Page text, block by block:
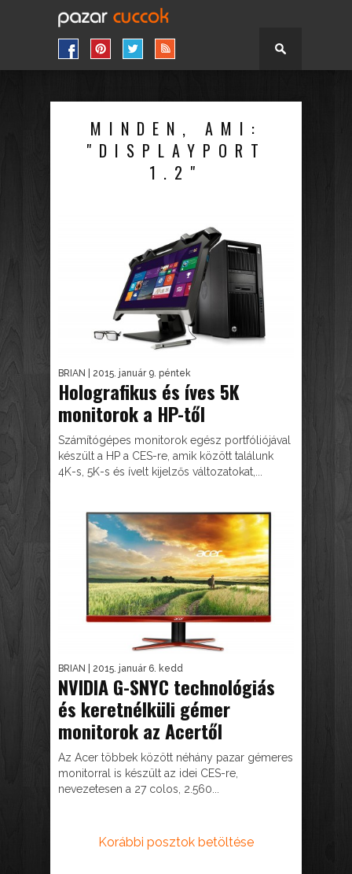
MINDEN, AMI:
"DISPLAYPORT
1.2"
BRIAN | 2015. január 9. péntek
Holografikus és íves 5K
monitorok a HP-től
Számítógépes monitorok egész portfóliójával
készült a HP a CES-re, amik között találunk
4K-s, 5K-s és ívelt kijelzős változatokat,...
BRIAN | 2015. január 6. kedd
NVIDIA G-SNYC technológiás
és keretnélküli gémer
monitorok az Acertől
Az Acer többek között néhány pazar gémeres
monitorral is készült az idei CES-re,
nevezetesen a 27 colos, 2.560...
Korábbi posztok betöltése